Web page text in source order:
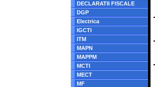
DECLARATII FISCALE
DGP
Electrica
IGCTI
ITM
MAPN
MAPPM
MCTI
MECT
MF